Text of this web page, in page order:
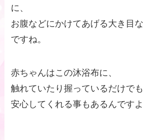
に、
お腹などにかけてあげる大き目
ですね。
赤ちゃんはこの沐浴布に、
触れていたり握っているだけでも
安心してくれる事もあるんですよ